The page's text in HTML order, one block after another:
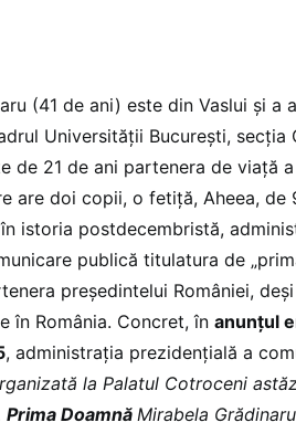
(41 de ani) este din Vaslui și a
Universității București, secția
de 21 de ani partenera de viață
are doi copii, o fetiță, Aheea, de
istoria postdecembristă,
publică titulatura de
președintelui României,
în România. Concret, în anunțul
, administrația prezidențială a
la Palatul Cotroceni
Prima Doamnă Mirabela Grădinaru